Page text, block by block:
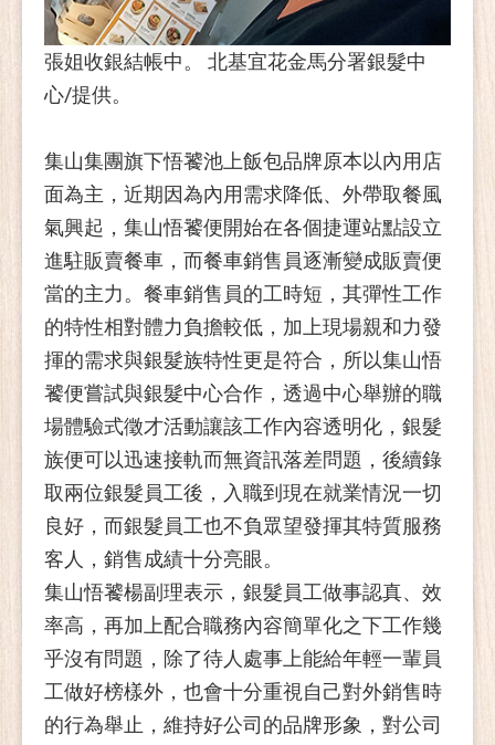
張姐收銀結帳中。 北基宜花金馬分署銀髮中
心/提供。
集山集團旗下悟饕池上飯包品牌原本以內用店
面為主，近期因為內用需求降低、外帶取餐風
氣興起，集山悟饕便開始在各個捷運站點設立
進駐販賣餐車，而餐車銷售員逐漸變成販賣便
當的主力。餐車銷售員的工時短，其彈性工作
的特性相對體力負擔較低，加上現場親和力發
揮的需求與銀髮族特性更是符合，所以集山悟
饕便嘗試與銀髮中心合作，透過中心舉辦的職
場體驗式徵才活動讓該工作內容透明化，銀髮
族便可以迅速接軌而無資訊落差問題，後續錄
取兩位銀髮員工後，入職到現在就業情況一切
良好，而銀髮員工也不負眾望發揮其特質服務
客人，銷售成績十分亮眼。
集山悟饕楊副理表示，銀髮員工做事認真、效
率高，再加上配合職務內容簡單化之下工作幾
乎沒有問題，除了待人處事上能給年輕一輩員
工做好榜樣外，也會十分重視自己對外銷售時
的行為舉止，維持好公司的品牌形象，對公司